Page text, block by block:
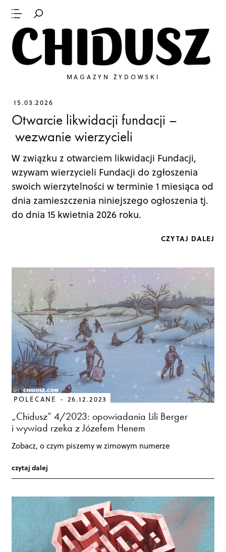
MAGAZYN ŻYDOWSKI
15.03.2026
Otwarcie likwidacji fundacji –
wezwanie wierzycieli
W związku z otwarciem likwidacji Fundacji,
wzywam wierzycieli Fundacji do zgłoszenia
swoich wierzytelności w terminie 1 miesiąca od
dnia zamieszczenia niniejszego ogłoszenia tj.
do dnia 15 kwietnia 2026 roku.
CZYTAJ DALEJ
POLECANE 26.12.2023
„Chidusz” 4/2023: opowiadania Lili Berger
i wywiad rzeka z Józefem Henem
Zobacz, o czym piszemy w zimowym numerze
czytaj dalej